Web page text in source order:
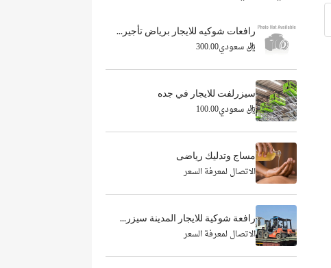
رافعات شوكيه للايجار برياض تأجير...
ريال سعودي300.00
سيزرلفت للايجار في جده
ريال سعودي100.00
مساج وتدليك رياضى
الاتصال لمعرفة السعر
رافعة شوكية للايجار المدينة سيزر...
الاتصال لمعرفة السعر